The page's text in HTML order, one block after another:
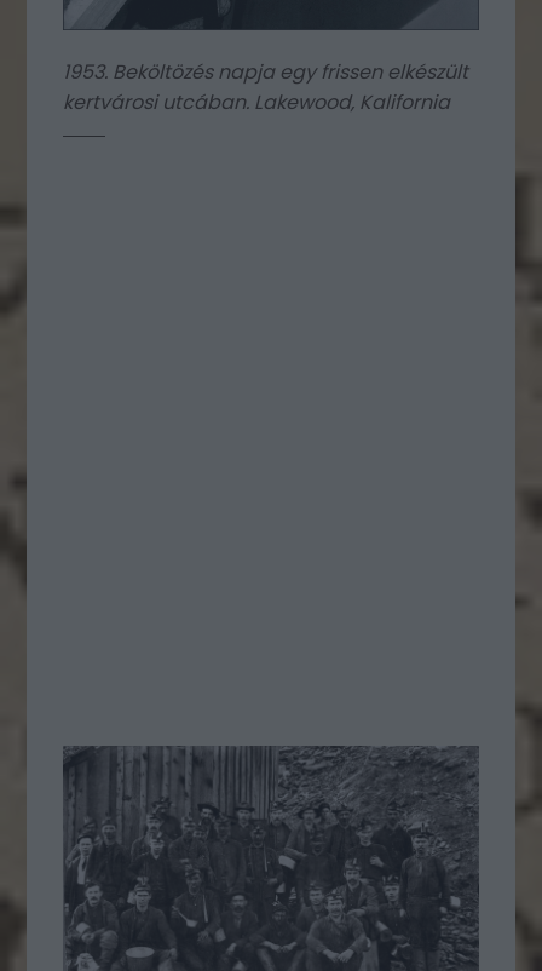
1953. Beköltözés napja egy frissen elkészült
kertvárosi utcában. Lakewood, Kalifornia